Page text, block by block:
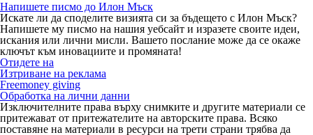
Напишете писмо до Илон Мъск
Искате ли да споделите визията си за бъдещето с Илон Мъск?
Напишете му писмо на нашия уебсайт и изразете своите идеи,
искания или лични мисли. Вашето послание може да се окаже
ключът към иновациите и промяната!
Отидете на
Изтриване на реклама
Freemoney giving
Обработка на лични данни
Изключителните права върху снимките и другите материали се
притежават от притежателите на авторските права. Всяко
поставяне на материали в ресурси на трети страни трябва да